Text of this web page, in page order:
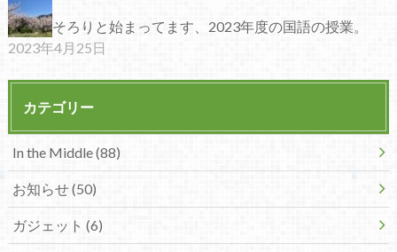
そろりと始まってます、2023年度の国語の授業。
2023年4月25日
カテゴリー
In the Middle (88)
お知らせ (50)
ガジェット (6)